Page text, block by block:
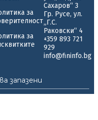
за
за
Сахаров“ 3
Гр. Русе, ул.
„Г.С.
Раковски“ 4
+359 893 721
929
info@fininfo.bg
запазени